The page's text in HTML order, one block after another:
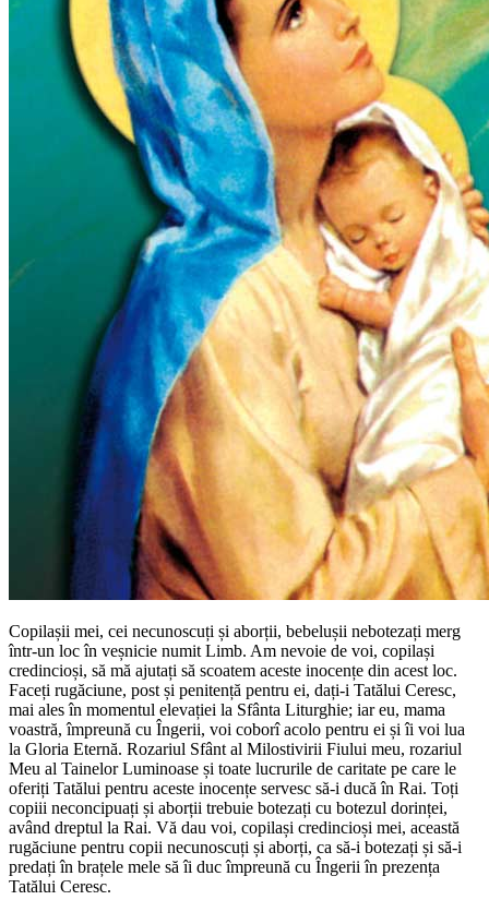
Copilașii mei, cei necunoscuți și aborții, bebelușii nebotezați merg
într-un loc în veșnicie numit Limb. Am nevoie de voi, copilași
credincioși, să mă ajutați să scoatem aceste inocențe din acest loc.
Faceți rugăciune, post și penitență pentru ei, dați-i Tatălui Ceresc,
mai ales în momentul elevației la Sfânta Liturghie; iar eu, mama
voastră, împreună cu Îngerii, voi coborî acolo pentru ei și îi voi lua
la Gloria Eternă. Rozariul Sfânt al Milostivirii Fiului meu, rozariul
Meu al Tainelor Luminoase și toate lucrurile de caritate pe care le
oferiți Tatălui pentru aceste inocențe servesc să-i ducă în Rai. Toți
copiii neconcipuați și aborții trebuie botezați cu botezul dorinței,
având dreptul la Rai. Vă dau voi, copilași credincioși mei, această
rugăciune pentru copii necunoscuți și aborți, ca să-i botezați și să-i
predați în brațele mele să îi duc împreună cu Îngerii în prezența
Tatălui Ceresc.